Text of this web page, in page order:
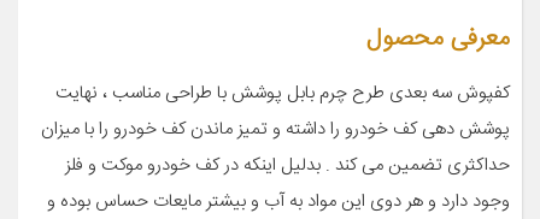
معرفی محصول
کفپوش سه بعدی طرح چرم بابل پوشش با طراحی مناسب ، نهایت
پوشش دهی کف خودرو را داشته و تمیز ماندن کف خودرو را با میزان
حداکثری تضمین می کند . بدلیل اینکه در کف خودرو موکت و فلز
وجود دارد و هر دوی این مواد به آب و بیشتر مایعات حساس بوده و